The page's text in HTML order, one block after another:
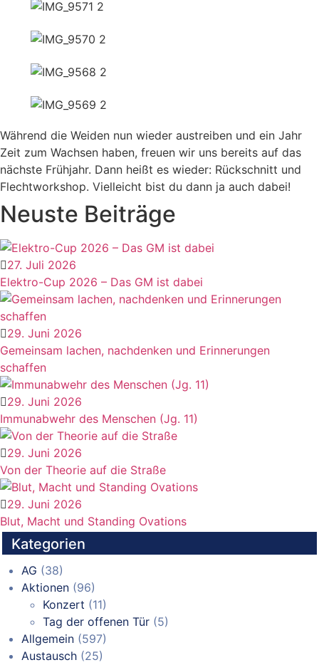
Während die Weiden nun wieder austreiben und ein Jahr
Zeit zum Wachsen haben, freuen wir uns bereits auf das
nächste Frühjahr. Dann heißt es wieder: Rückschnitt und
Flechtworkshop. Vielleicht bist du dann ja auch dabei!
Neuste Beiträge
27. Juli 2026
Elektro-Cup 2026 – Das GM ist dabei
29. Juni 2026
Gemeinsam lachen, nachdenken und Erinnerungen
schaffen
29. Juni 2026
Immunabwehr des Menschen (Jg. 11)
29. Juni 2026
Von der Theorie auf die Straße
29. Juni 2026
Blut, Macht und Standing Ovations
Kategorien
AG (38)
Aktionen (96)
Konzert (11)
Tag der offenen Tür (5)
Allgemein (597)
Austausch (25)